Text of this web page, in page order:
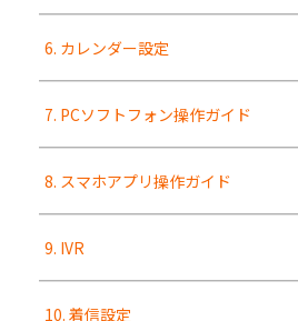
6. カレンダー設定
7. PCソフトフォン操作ガイド
8. スマホアプリ操作ガイド
9. IVR
10. 着信設定